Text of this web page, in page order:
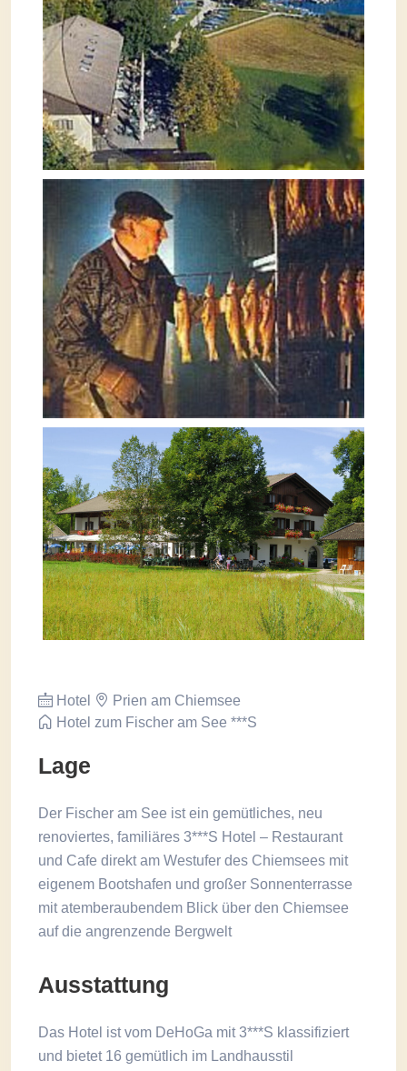
Hotel
Prien am Chiemsee
Hotel zum Fischer am See ***S
Lage
Der Fischer am See ist ein gemütliches, neu
renoviertes, familiäres 3***S Hotel – Restaurant
und Cafe direkt am Westufer des Chiemsees mit
eigenem Bootshafen und großer Sonnenterrasse
mit atemberaubendem Blick über den Chiemsee
auf die angrenzende Bergwelt
Ausstattung
Das Hotel ist vom DeHoGa mit 3***S klassifiziert
und bietet 16 gemütlich im Landhausstil